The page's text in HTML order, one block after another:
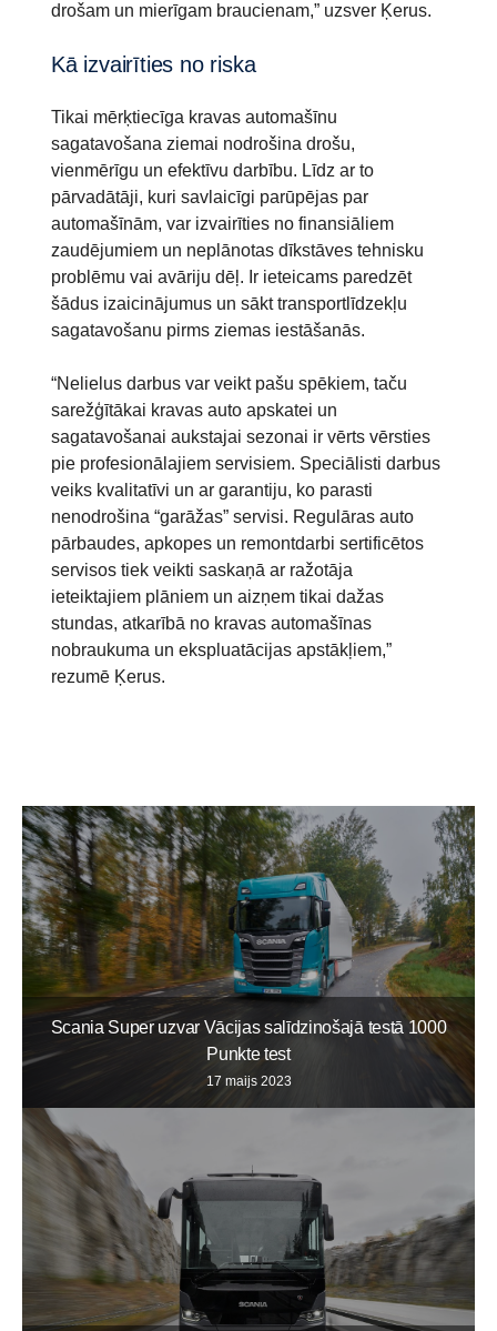
drošam un mierīgam braucienam,” uzsver Ķerus.
Kā izvairīties no riska
Tikai mērķtiecīga kravas automašīnu
sagatavošana ziemai nodrošina drošu,
vienmērīgu un efektīvu darbību. Līdz ar to
pārvadātāji, kuri savlaicīgi parūpējas par
automašīnām, var izvairīties no finansiāliem
zaudējumiem un neplānotas dīkstāves tehnisku
problēmu vai avāriju dēļ. Ir ieteicams paredzēt
šādus izaicinājumus un sākt transportlīdzekļu
sagatavošanu pirms ziemas iestāšanās.
“Nelielus darbus var veikt pašu spēkiem, taču
sarežģītākai kravas auto apskatei un
sagatavošanai aukstajai sezonai ir vērts vērsties
pie profesionālajiem servisiem. Speciālisti darbus
veiks kvalitatīvi un ar garantiju, ko parasti
nenodrošina “garāžas” servisi. Regulāras auto
pārbaudes, apkopes un remontdarbi sertificētos
servisos tiek veikti saskaņā ar ražotāja
ieteiktajiem plāniem un aizņem tikai dažas
stundas, atkarībā no kravas automašīnas
nobraukuma un ekspluatācijas apstākļiem,”
rezumē Ķerus.
Scania Super uzvar Vācijas salīdzinošajā testā 1000
Punkte test
17 maijs 2023